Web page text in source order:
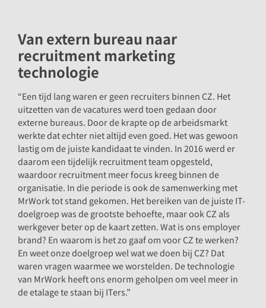
Van extern bureau naar
recruitment marketing
technologie
“Een tijd lang waren er geen recruiters binnen CZ. Het
uitzetten van de vacatures werd toen gedaan door
externe bureaus. Door de krapte op de arbeidsmarkt
werkte dat echter niet altijd even goed. Het was gewoon
lastig om de juiste kandidaat te vinden. In 2016 werd er
daarom een tijdelijk recruitment team opgesteld,
waardoor recruitment meer focus kreeg binnen de
organisatie. In die periode is ook de samenwerking met
MrWork tot stand gekomen. Het bereiken van de juiste IT-
doelgroep was de grootste behoefte, maar ook CZ als
werkgever beter op de kaart zetten. Wat is ons employer
brand? En waarom is het zo gaaf om voor CZ te werken?
En weet onze doelgroep wel wat we doen bij CZ? Dat
waren vragen waarmee we worstelden. De technologie
van MrWork heeft ons enorm geholpen om veel meer in
de etalage te staan bij ITers.”